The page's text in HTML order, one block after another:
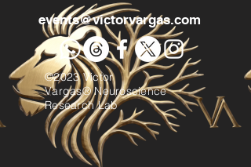
events@victorvargas.com
©2023 Victor
Vargas® Neuroscience
Research Lab